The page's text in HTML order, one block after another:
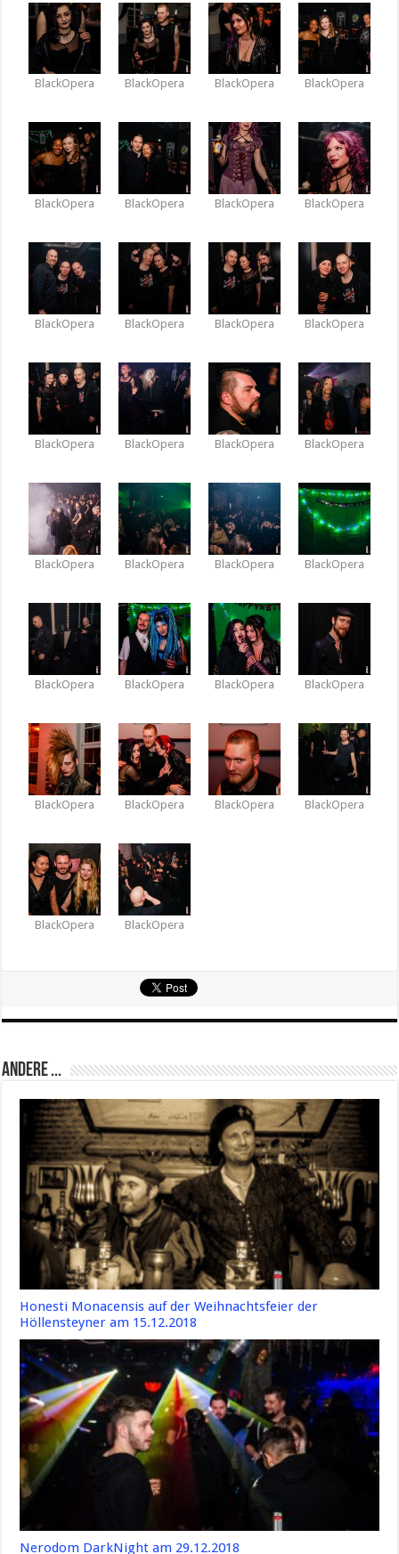
BlackOpera BlackOpera BlackOpera BlackOpera
BlackOpera BlackOpera BlackOpera BlackOpera
BlackOpera BlackOpera BlackOpera BlackOpera
BlackOpera BlackOpera BlackOpera BlackOpera
BlackOpera BlackOpera BlackOpera BlackOpera
BlackOpera BlackOpera BlackOpera BlackOpera
BlackOpera BlackOpera BlackOpera BlackOpera
BlackOpera BlackOpera
Andere ...
Honesti Monacensis auf der Weihnachtsfeier der
Höllensteyner am 15.12.2018
Nerodom DarkNight am 29.12.2018